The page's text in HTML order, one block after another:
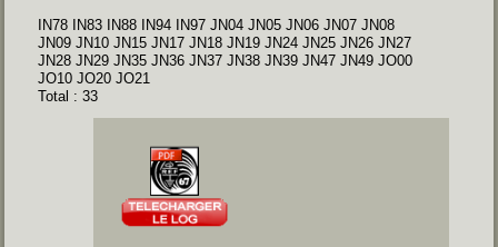
IN78 IN83 IN88 IN94 IN97 JN04 JN05 JN06 JN07 JN08
JN09 JN10 JN15 JN17 JN18 JN19 JN24 JN25 JN26 JN27
JN28 JN29 JN35 JN36 JN37 JN38 JN39 JN47 JN49 JO00
JO10 JO20 JO21
Total : 33